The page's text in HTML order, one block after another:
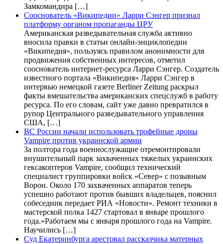
Замкомандира […]
Сооснователь «Википедии» Ларри Сэнгер признал
платформу органом пропаганды ЦРУ
Американская разведывательная служба активно
вносила правки в статьи онлайн-энциклопедии
«Википедия», пользуясь правилом анонимности для
продвижения собственных интересов, отметил
сооснователь интернет-ресурса Ларри Сэнгер. Создатель
известного портала «Википедия» Ларри Сэнгер в
интервью немецкой газете Berliner Zeitung раскрыл
факты вмешательства американских спецслужб в работу
ресурса. По его словам, сайт уже давно превратился в
рупор Центрального разведывательного управления
США, […]
ВС России начали использовать трофейные дроны
Vampire против украинской армии
За полтора года военнослужащие отремонтировали
внушительный парк захваченных тяжелых украинских
гексакоптеров Vampire, сообщил технический
специалист группировки войск «Север» с позывным
Ворон. Около 170 захваченных аппаратов теперь
успешно работают против бывших владельцев, пояснил
собеседник передает РИА «Новости». Ремонт техники в
мастерской полка 1427 стартовал в январе прошлого
года.«Работаем мы с января прошлого года на Vampire.
Научились […]
Суд Екатеринбурга арестовал рассказчика матерных